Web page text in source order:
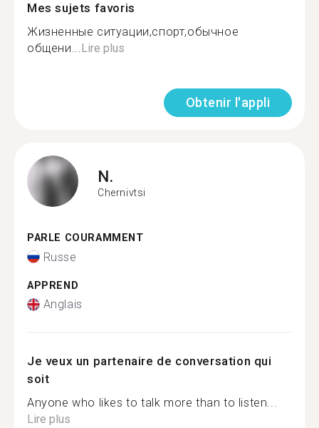
Mes sujets favoris
Жизненные ситуации,спорт,обычное
общени...Lire plus
Obtenir l'appli
N.
Chernivtsi
PARLE COURAMMENT
Russe
APPREND
Anglais
Je veux un partenaire de conversation qui
soit
Anyone who likes to talk more than to listen...
Lire plus